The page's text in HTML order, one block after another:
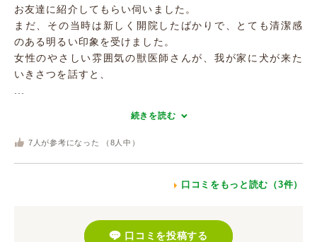
お友達に紹介してもらい伺いました。
まだ、その当時は新しく開院したばかりで、とても清潔感
のある明るい印象を受けました。
女性のやさしい雰囲気の獣医師さんが、我が家に犬が来た
いきさつを話すと、
続きを読む
7 人が参考になった （ 8 人中）
口コミをもっと読む（3件）
口コミを投稿する